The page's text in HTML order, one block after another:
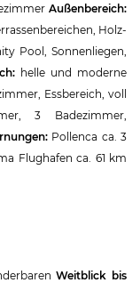
Außenbereich:
Holz-
Pool, Sonnenliegen,
helle und moderne
Essbereich, voll
3 Badezimmer,
Pollenca ca. 3
Flughafen ca. 61 km
Weitblick bis